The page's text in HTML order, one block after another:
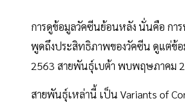
การดูข้อมูลวัคซีนย้อนหลัง นั่นคือ กา
พูดถึงประสิทธิภาพของวัคซีน ดูแต่ข้
2563 สายพันธุ์เบต้า พบพฤษภาคม
สายพันธุ์เหล่านี้ เป็น Variants of